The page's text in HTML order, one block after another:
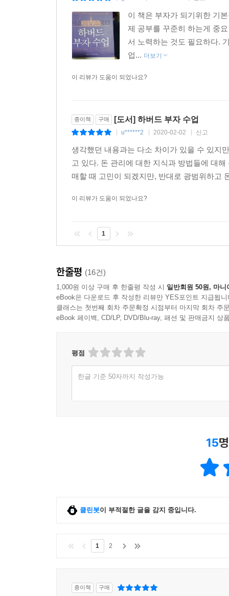
이 책은 부자가 되기위한 기
제 공부를 꾸준히 하는게 중
서 노력하는 것도 필요하다.
업... 더보기
이 리뷰가 도움이 되었나요?
종이책 구매 [도서] 하버드 부자 수업
u******2 2020-02-02 신고
생각했던 내용과는 다소 차이가 있을 수 있지
고 있다. 돈 관리에 대한 지식과 방법들에 대
매할 때 고민이 되겠지만, 반대로 광범위하고
이 리뷰가 도움이 되었나요?
1
한줄평 (16건)
1,000원 이상 구매 후 한줄평 작성 시 일반회원 50원, 마니
eBook은 다운로드 후 작성한 리뷰만 YES포인트 지급됩니
클래스는 첫번째 회차 주문확정 시점부터 마지막 회차 주
eBook 페이백, CD/LP, DVD/Blu-ray, 패션 및 판매금지 상
평점
한글 기준 50자까지 작성가능
15
클린봇이 부적절한 글을 감지 중입니다.
1 2
종이책 구매